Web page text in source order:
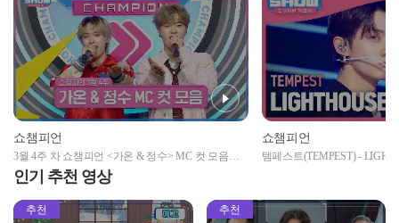
쇼챔피언
3월 4주 차 쇼챔피언 <가온 & 정수> MC 컷 모음📁 |
Show Champion | EP.511 | 240327
쇼챔피언
템페스트(TEMPEST) -
인기 추천 영상
추천 추천